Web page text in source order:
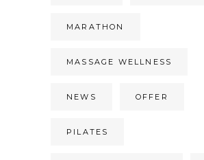
MARATHON
MASSAGE WELLNESS
NEWS OFFER
PILATES